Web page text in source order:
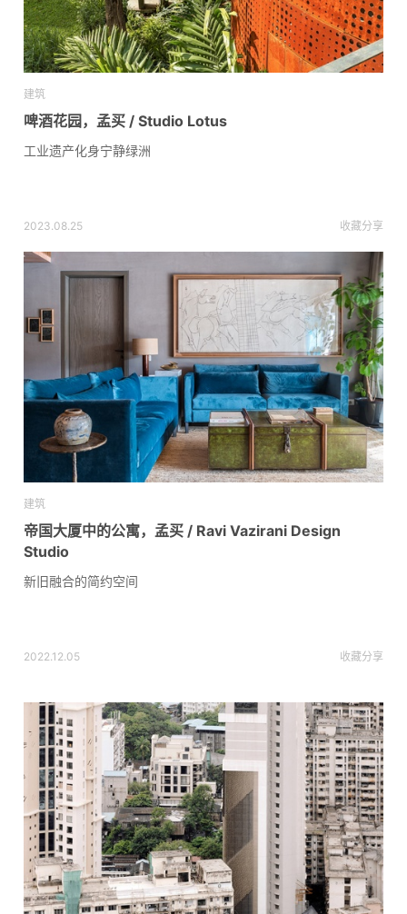
建筑
啤酒花园，孟买 / Studio Lotus
工业遗产化身宁静绿洲
2023.08.25 收藏分享
建筑
帝国大厦中的公寓，孟买 / Ravi Vazirani Design
Studio
新旧融合的简约空间
2022.12.05 收藏分享